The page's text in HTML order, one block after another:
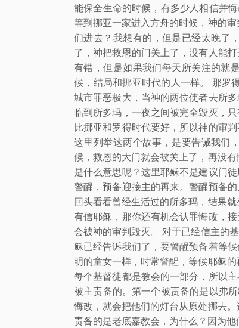
能保全生命的时候，有多少人相信并
等到挪亚一家进入方舟的时候，神的
们进去？我想有的，但是已经太晚了
了，神把救恩的门关上了，没有人能
有错，但是如果我们每天所关注的就
候，结局和挪亚时代的人一样。 那罗
城市罪恶极大，当神的两位使者去所
临到所多玛，一夜之间被完全毁灭，
比挪亚和罗得时代要好，所以神的审
这里列举这两个故事，是要告诫我们
候，救恩的大门就会被关上了，再没
是什么意思呢？这里耶稣不是建议门
警醒，预备迎接主的再来。警醒预备
回头看看曾经生活过的所多玛，结果
有信耶稣，那你还有机会认罪悔改，
会被神的审判毁灭。 对于已经信主的
稣已经告诉我们了，要警醒预备着等
明的童女一样，时常警醒，等候耶稣
每个基督徒都是教会的一部分，所以
被主责备的。第一个被责备的是以弗
悔改，就会把他们的灯台从原处挪去
责备的是老底嘉教会，为什么？因为